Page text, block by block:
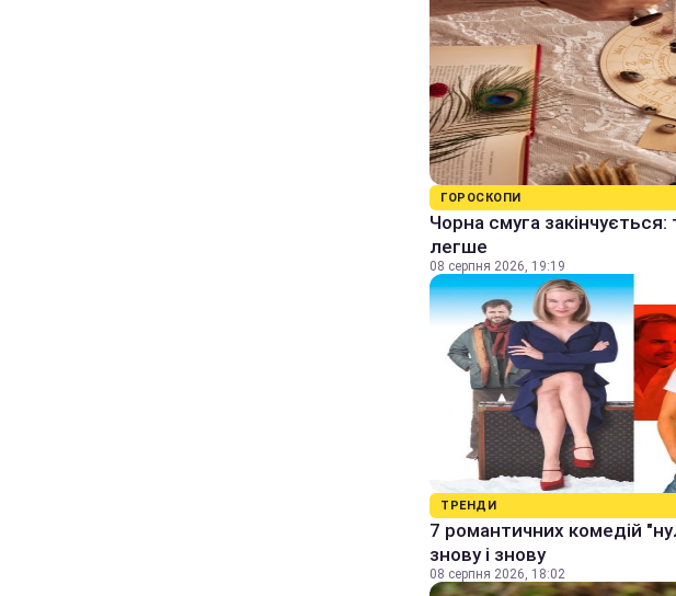
ГОРОСКОПИ
Чорна смуга
легше
08 серпня 2026, 19:19
ТРЕНДИ
7 романтичних комедій
знову і знову
08 серпня 2026, 18:02